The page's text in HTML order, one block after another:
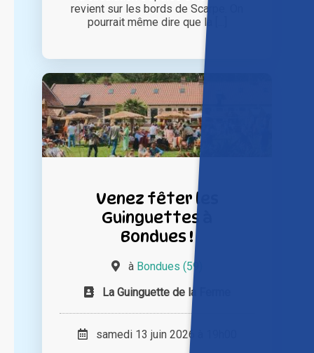
revient sur les bords de Scarpe. On
pourrait même dire que la [...]
Venez fêter les
Guinguettes à
Bondues !
à Bondues (59)
La Guinguette de la Ferme
samedi 13 juin 2026 à 19h00